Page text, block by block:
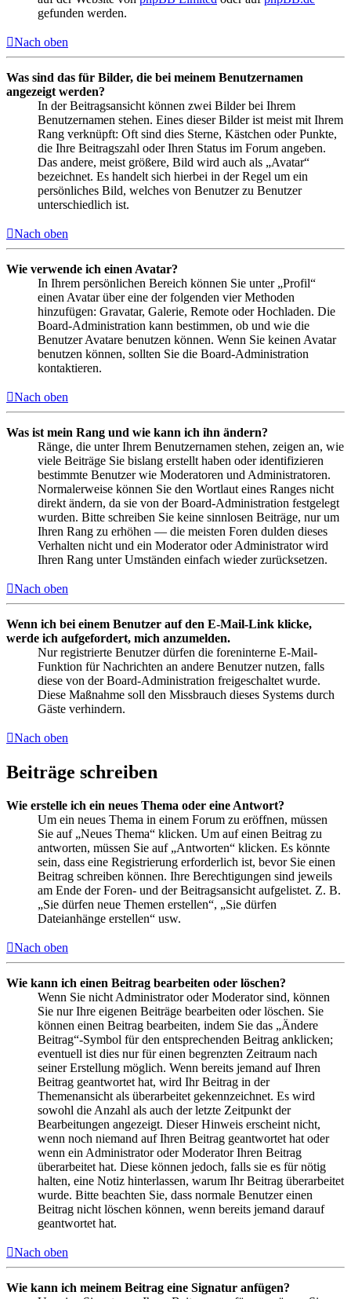
gefunden werden.
Nach oben
Was sind das für Bilder, die bei meinem Benutzernamen
angezeigt werden?
In der Beitragsansicht können zwei Bilder bei Ihrem
Benutzernamen stehen. Eines dieser Bilder ist meist mit Ihrem
Rang verknüpft: Oft sind dies Sterne, Kästchen oder Punkte,
die Ihre Beitragszahl oder Ihren Status im Forum angeben.
Das andere, meist größere, Bild wird auch als „Avatar“
bezeichnet. Es handelt sich hierbei in der Regel um ein
persönliches Bild, welches von Benutzer zu Benutzer
unterschiedlich ist.
Nach oben
Wie verwende ich einen Avatar?
In Ihrem persönlichen Bereich können Sie unter „Profil“
einen Avatar über eine der folgenden vier Methoden
hinzufügen: Gravatar, Galerie, Remote oder Hochladen. Die
Board-Administration kann bestimmen, ob und wie die
Benutzer Avatare benutzen können. Wenn Sie keinen Avatar
benutzen können, sollten Sie die Board-Administration
kontaktieren.
Nach oben
Was ist mein Rang und wie kann ich ihn ändern?
Ränge, die unter Ihrem Benutzernamen stehen, zeigen an, wie
viele Beiträge Sie bislang erstellt haben oder identifizieren
bestimmte Benutzer wie Moderatoren und Administratoren.
Normalerweise können Sie den Wortlaut eines Ranges nicht
direkt ändern, da sie von der Board-Administration festgelegt
wurden. Bitte schreiben Sie keine sinnlosen Beiträge, nur um
Ihren Rang zu erhöhen — die meisten Foren dulden dieses
Verhalten nicht und ein Moderator oder Administrator wird
Ihren Rang unter Umständen einfach wieder zurücksetzen.
Nach oben
Wenn ich bei einem Benutzer auf den E-Mail-Link klicke,
werde ich aufgefordert, mich anzumelden.
Nur registrierte Benutzer dürfen die foreninterne E-Mail-
Funktion für Nachrichten an andere Benutzer nutzen, falls
diese von der Board-Administration freigeschaltet wurde.
Diese Maßnahme soll den Missbrauch dieses Systems durch
Gäste verhindern.
Nach oben
Beiträge schreiben
Wie erstelle ich ein neues Thema oder eine Antwort?
Um ein neues Thema in einem Forum zu eröffnen, müssen
Sie auf „Neues Thema“ klicken. Um auf einen Beitrag zu
antworten, müssen Sie auf „Antworten“ klicken. Es könnte
sein, dass eine Registrierung erforderlich ist, bevor Sie einen
Beitrag schreiben können. Ihre Berechtigungen sind jeweils
am Ende der Foren- und der Beitragsansicht aufgelistet. Z. B.
„Sie dürfen neue Themen erstellen“, „Sie dürfen
Dateianhänge erstellen“ usw.
Nach oben
Wie kann ich einen Beitrag bearbeiten oder löschen?
Wenn Sie nicht Administrator oder Moderator sind, können
Sie nur Ihre eigenen Beiträge bearbeiten oder löschen. Sie
können einen Beitrag bearbeiten, indem Sie das „Ändere
Beitrag“-Symbol für den entsprechenden Beitrag anklicken;
eventuell ist dies nur für einen begrenzten Zeitraum nach
seiner Erstellung möglich. Wenn bereits jemand auf Ihren
Beitrag geantwortet hat, wird Ihr Beitrag in der
Themenansicht als überarbeitet gekennzeichnet. Es wird
sowohl die Anzahl als auch der letzte Zeitpunkt der
Bearbeitungen angezeigt. Dieser Hinweis erscheint nicht,
wenn noch niemand auf Ihren Beitrag geantwortet hat oder
wenn ein Administrator oder Moderator Ihren Beitrag
überarbeitet hat. Diese können jedoch, falls sie es für nötig
halten, eine Notiz hinterlassen, warum Ihr Beitrag überarbeitet
wurde. Bitte beachten Sie, dass normale Benutzer einen
Beitrag nicht löschen können, wenn bereits jemand darauf
geantwortet hat.
Nach oben
Wie kann ich meinem Beitrag eine Signatur anfügen?